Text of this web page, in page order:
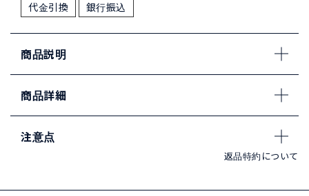
代金引換 銀行振込
商品説明
商品詳細
注意点
返品特約について